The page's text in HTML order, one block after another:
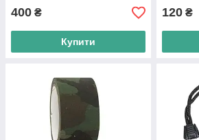
400 ₴
Купити
120 ₴